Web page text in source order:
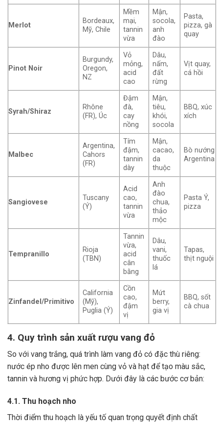
Merlot
Bordeaux,
Mỹ, Chile
Mềm
mại,
tannin
vừa
Mận,
socola,
anh
đào
Pasta,
pizza, gà
quay
Pinot Noir
Burgundy,
Oregon,
NZ
Vỏ
mỏng,
acid
cao
Dâu,
nấm,
đất
rừng
Vịt quay,
cá hồi
Syrah/Shiraz
Rhône
(FR), Úc
Đậm
đà,
cay
nồng
Mận,
tiêu,
khói,
socola
BBQ, xúc
xích
Malbec
Argentina,
Cahors
(FR)
Tím
đậm,
tannin
dày
Mận,
cacao,
da
thuộc
Bò nướng
Argentina
Sangiovese
Tuscany
(Ý)
Acid
cao,
tannin
vừa
Anh
đào
chua,
thảo
mộc
Pasta Ý,
pizza
Tempranillo
Rioja
(TBN)
Tannin
vừa,
acid
cân
bằng
Dâu,
vani,
thuốc
lá
Tapas,
thịt nguội
Zinfandel/Primitivo
California
(Mỹ),
Puglia (Ý)
Cồn
cao,
đậm
vị
Mứt
berry,
gia vị
BBQ, sốt
cà chua
4. Quy trình sản xuất rượu vang đỏ
So với vang trắng, quá trình làm vang đỏ có đặc thù riêng:
nước ép nho được lên men cùng vỏ và hạt để tạo màu sắc,
tannin và hương vị phức hợp. Dưới đây là các bước cơ bản:
4.1. Thu hoạch nho
Thời điểm thu hoạch là yếu tố quan trọng quyết định chất